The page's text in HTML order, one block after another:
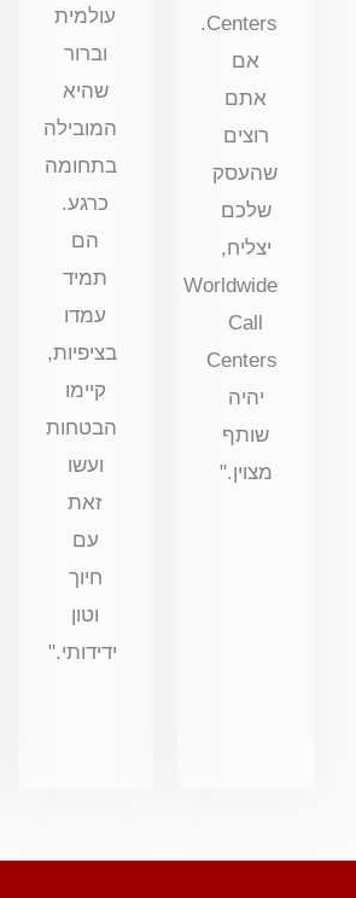
Centers.
אם
אתם
רוצים
שהעסק
שלכם
יצליח,
Worldwide
Call
Centers
יהיה
שותף
מצוין."
עולמית
וברור
שהיא
המובילה
בתחומה
כרגע.
הם
תמיד
עמדו
בציפיות,
קיימו
הבטחות
ועשו
זאת
עם
חיוך
וטון
ידידותי."